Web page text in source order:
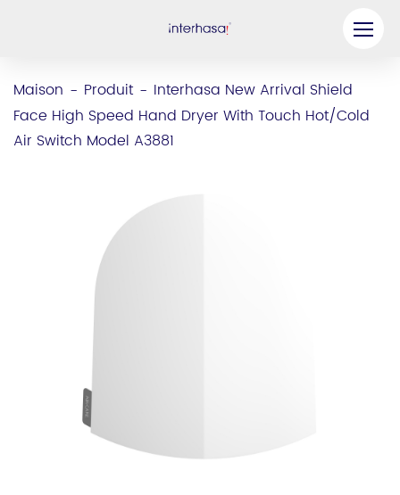
Maison - Produit - Interhasa New Arrival Shield
Face High Speed Hand Dryer With Touch Hot/Cold
Air Switch Model A3881
Entreprise
Contactez-nous